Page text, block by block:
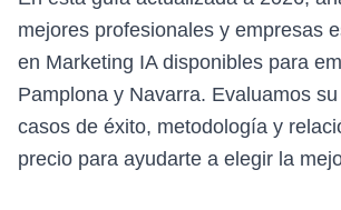
mejores profesionales y empresas
en Marketing IA disponibles para
Pamplona y Navarra. Evaluamos
casos de éxito, metodología y
precio para ayudarte a elegir la